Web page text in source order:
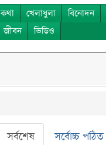
খেলাধুলা বিনোদন
জীবন ভিডিও
সর্বশেষ সর্বোচ্চ পঠিত